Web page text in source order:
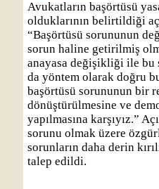
Avukatların başörtüsü
olduklarının belirtildiği
“Başörtüsü sorununun
sorun haline getirilmiş
anayasa değişikliği ile bu
da yöntem olarak doğru
başörtüsü sorununun bir
dönüştürülmesine ve
yapılmasına karşıyız.”
sorunu olmak üzere
sorunların daha derin
talep edildi.